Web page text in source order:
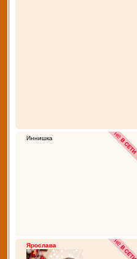
Иннишка
Ярослава